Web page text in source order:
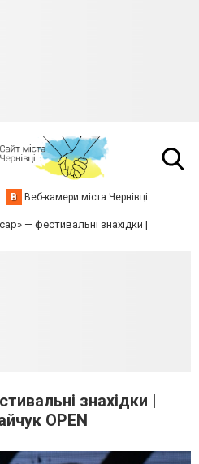
В Веб-камери міста Чернівці
— фестивальні знахідки |
знахідки |
OPEN